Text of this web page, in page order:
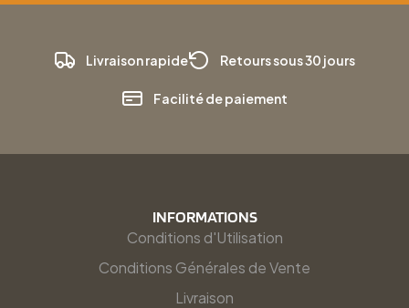
Livraison rapide Retours sous 30 jours
Facilité de paiement
INFORMATIONS
Conditions d'Utilisation
Conditions Générales de Vente
Livraison